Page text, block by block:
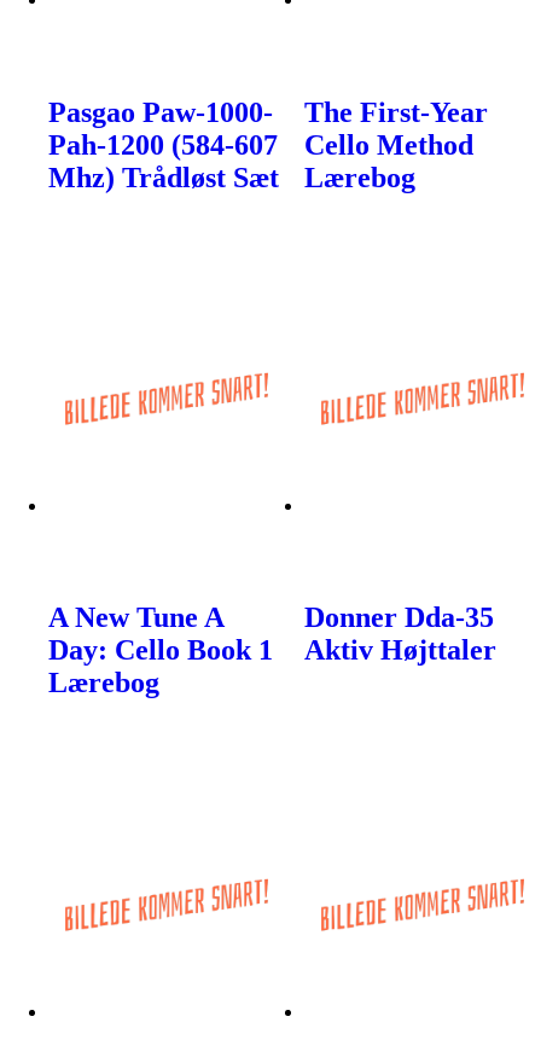
Pasgao Paw-1000-
Pah-1200 (584-607
Mhz) Trådløst Sæt
The First-Year
Cello Method
Lærebog
A New Tune A
Day: Cello Book 1
Lærebog
Donner Dda-35
Aktiv Højttaler